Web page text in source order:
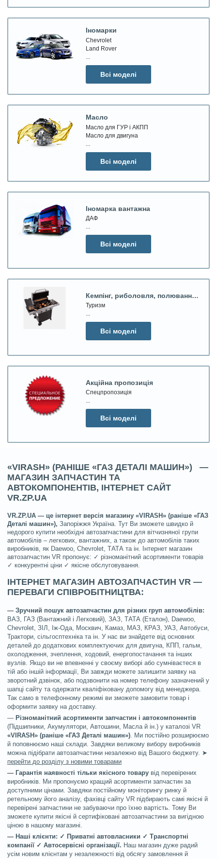
Іномарки
Chevrolet
Land Rover
Всі моделі
Масло
Масло для ГУР і АКПП
Масло для двигуна
Всі моделі
Іномарка вантажна
ДАФ
Всі моделі
Кемпінг, риболовля, полювання, відпочинок
Туризм
Всі моделі
Акційна пропозиція
Спецпропозиція
Всі моделі
«VIRASH» (РАНІШЕ «ГАЗ ДЕТАЛІ МАШИН») —
МАГАЗИН ЗАПЧАСТИН ТА
АВТОКОМПОНЕНТІВ, ІНТЕРНЕТ САЙТ
VR.ZP.UA
VR.ZP.UA — це інтернет версія магазину «VIRASH» (раніше «ГАЗ
Деталі машин»), Запоріжжя Україна. Тут Ви зможете швидко й
недорого купити необхідні автозапчастини для вітчизняної групи
автомобілів – легкових, вантажних, а також до автомобілів таких
виробників, як Daewoo, Chevrolet, ТАТА та ін. Інтернет магазин
автозапчастин VR пропонує: ✓ різноманітний асортименти товарів
✓ конкурентні ціни ✓ якісне обслуговування.
ІНТЕРНЕТ МАГАЗИН АВТОЗАПЧАСТИН VR —
ПЕРЕВАГИ СПІВРОБІТНИЦТВА:
— Зручний пошук автозапчастин для різних груп автомобілів:
ВАЗ, ГАЗ (Вантажний і Легковий), ЗАЗ, ТАТА (Еталон), Daewoo,
Chevrolet, ЗІЛ, Іж-Ода, Москвич, Камаз, МАЗ, КРАЗ, УАЗ, Автобуси,
Трактори, сільгосптехніка та ін. У нас ви знайдете від основних
деталей до додаткових комплектуючих для двигуна, КПП, гальм,
охолодження, зчеплення, ходовий, енергопостачання та інших
вузлів. Якщо ви не впевненні у своєму виборі або сумніваєтеся в
тій або іншій інформації, Ви завжди можете залишити заявку на
зворотний дзвінок, або подзвонити на номер телефону зазначений у
шапці сайту та одержати кваліфіковану допомогу від менеджера.
Так само в телефонному режимі ви зможете замовити товар і
оформити заявку на доставку.
— Різноманітний асортименти запчастин і автокомпонентів
(Підшипники, Акумулятори, Автошини, Масла й ін.) у каталозі VR
«VIRASH» (раніше «ГАЗ Деталі машин»). Ми постійно розширюємо
й поповнюємо наші склади. Завдяки великому вибору виробників
можна підібрати автозапчастини незалежно від Вашого бюджету. ➤
перейти до розділу з новими товарами
— Гарантія наявності тільки якісного товару від перевірених
виробників. Ми пропонуємо кращий асортименти запчастин за
доступними цінами. Завдяки постійному моніторингу ринку й
ретельному його аналізу, фахівці сайту VR підбирають самі якісні й
перевірені запчастини не забуваючи про їхню вартість. Тому Ви
зможете купити якісні й сертифіковані автозапчастини за вигідною
ціною в нашому магазині.
— Наші клієнти: ✓ Приватні автовласники ✓ Транспортні
компанії ✓ Автосервісні організації. Наш магазин дуже радий
усім новим клієнтам у незалежності від обсягу замовлення й